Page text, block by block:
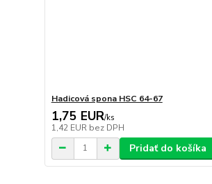
Hadicová spona HSC 64-67
1,75 EUR/ks
1,42 EUR bez DPH
Pridať do košíka